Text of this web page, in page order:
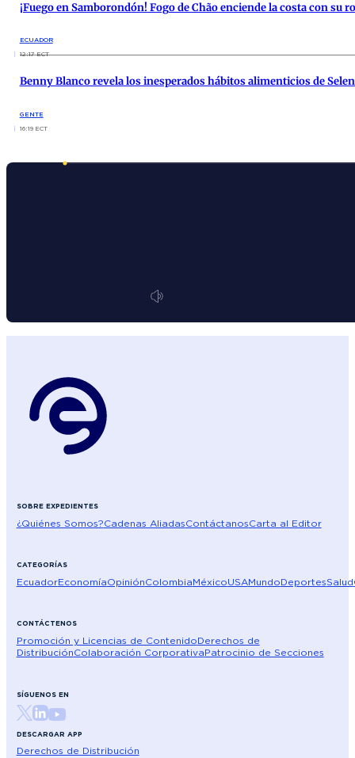
¡Fuego en Samborondón! Fogo de Chão enciende la costa con su
ECUADOR
12:17 ECT
Benny Blanco revela los inesperados hábitos alimenticios de
GENTE
16:19 ECT
SOBRE EXPEDIENTES
¿Quiénes Somos?Cadenas AliadasContáctanosCarta al Editor
CATEGORÍAS
EcuadorEconomíaOpiniónColombiaMéxicoUSAMundoDeportesSalud
CONTÁCTENOS
Promoción y Licencias de ContenidoDerechos de
DistribuciónColaboración CorporativaPatrocinio de Secciones
SÍGUENOS EN
DESCARGAR APP
Derechos de Distribución